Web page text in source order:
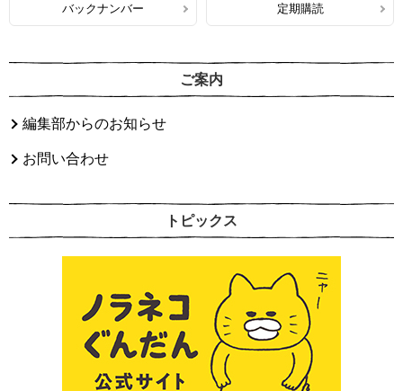
バックナンバー 定期購読
ご案内
編集部からのお知らせ
お問い合わせ
トピックス